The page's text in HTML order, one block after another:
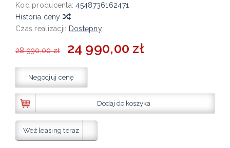
Kod producenta: 4548736162471
Historia ceny
Czas realizacji: Dostępny
28 990,00 zł 24 990,00 zł
Negocjuj cenę
Dodaj do koszyka
Weź leasing teraz